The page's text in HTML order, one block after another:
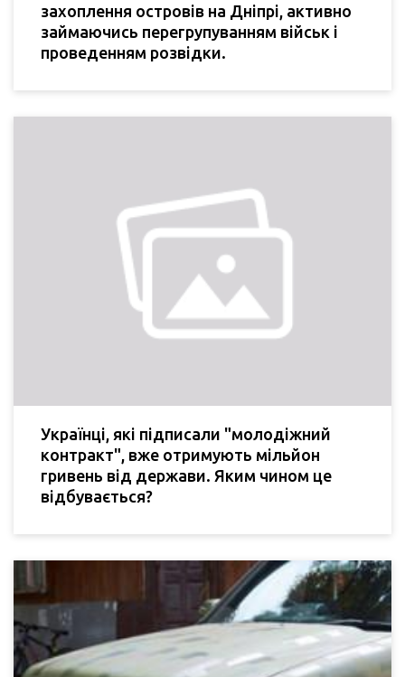
захоплення островів на Дніпрі, активно
займаючись перегрупуванням військ і
проведенням розвідки.
Українці, які підписали "молодіжний
контракт", вже отримують мільйон
гривень від держави. Яким чином це
відбувається?